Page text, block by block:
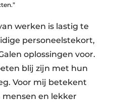
werken is lastig te
personeelstekort,
oplossingen voor.
blij zijn met hun
Voor mij betekent
en lekker